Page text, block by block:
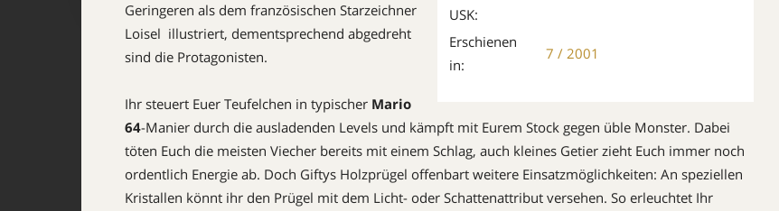
USK:
Erschienen
in:
7 / 2001
Geringeren als dem französischen Starzeichner
Loisel illustriert, dementsprechend abgedreht
sind die Protagonisten.
Ihr steuert Euer Teufelchen in typischer Mario
64-Manier durch die ausladenden Levels und kämpft mit Eurem Stock gegen üble Monster. Dabei
töten Euch die meisten Viecher bereits mit einem Schlag, auch kleines Getier zieht Euch immer noch
ordentlich Energie ab. Doch Giftys Holzprügel offenbart weitere Einsatzmöglichkeiten: An speziellen
Kristallen könnt ihr den Prügel mit dem Licht- oder Schattenattribut versehen. So erleuchtet Ihr